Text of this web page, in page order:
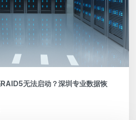
无法启动？深圳专业数据恢